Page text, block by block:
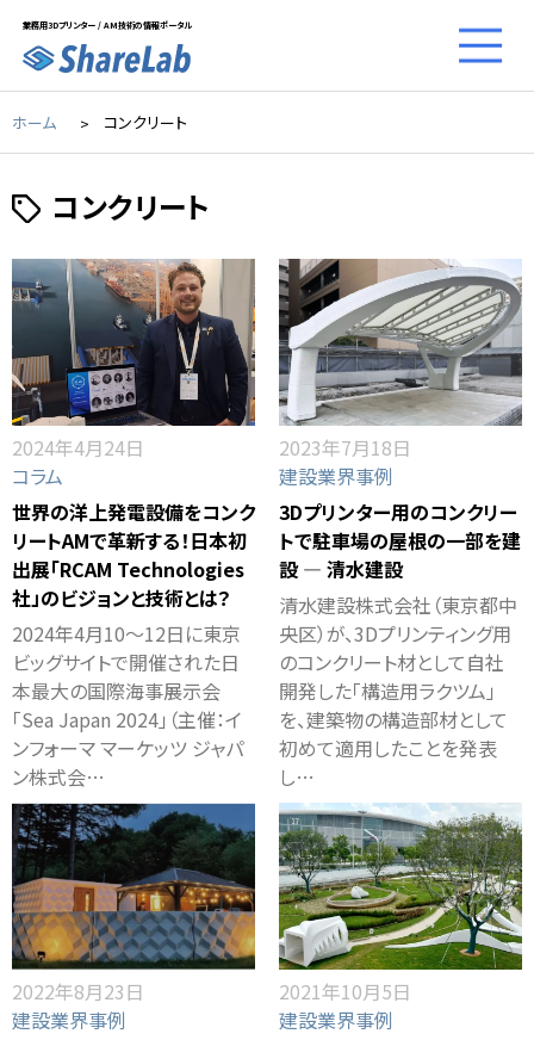
業務用3Dプリンター / AM技術の情報ポータル
ホーム コンクリート
コンクリート
2024年4月24日
コラム
世界の洋上発電設備をコンク
リートAMで革新する！日本初
出展「RCAM Technologies
社」のビジョンと技術とは？
2024年4月10～12日に東京
ビッグサイトで開催された日
本最大の国際海事展示会
「Sea Japan 2024」（主催：イ
ンフォーマ マーケッツ ジャパ
ン株式会…
2023年7月18日
建設業界事例
3Dプリンター用のコンクリー
トで駐車場の屋根の一部を建
設 ― 清水建設
清水建設株式会社（東京都中
央区）が、3Dプリンティング用
のコンクリート材として自社
開発した「構造用ラクツム」
を、建築物の構造部材として
初めて適用したことを発表
し…
2022年8月23日
建設業界事例
2021年10月5日
建設業界事例